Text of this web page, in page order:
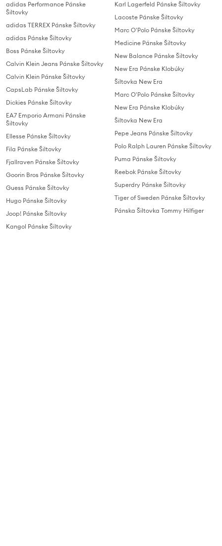
adidas Performance Pánske
Šiltovky
adidas TERREX Pánske Šiltovky
adidas Pánske Šiltovky
Boss Pánske Šiltovky
Calvin Klein Jeans Pánske Šiltovky
Calvin Klein Pánske Šiltovky
CapsLab Pánske Šiltovky
Dickies Pánske Šiltovky
EA7 Emporio Armani Pánske
Šiltovky
Ellesse Pánske Šiltovky
Fila Pánske Šiltovky
Fjallraven Pánske Šiltovky
Goorin Bros Pánske Šiltovky
Guess Pánske Šiltovky
Hugo Pánske Šiltovky
Joop! Pánske Šiltovky
Kangol Pánske Šiltovky
Karl Lagerfeld Pánske Šiltovky
Lacoste Pánske Šiltovky
Marc O'Polo Pánske Šiltovky
Medicine Pánske Šiltovky
New Balance Pánske Šiltovky
New Era Pánske Klobúky
Šiltovka New Era
Marc O'Polo Pánske Šiltovky
New Era Pánske Klobúky
Šiltovka New Era
Pepe Jeans Pánske Šiltovky
Polo Ralph Lauren Pánske Šiltovky
Puma Pánske Šiltovky
Reebok Pánske Šiltovky
Superdry Pánske Šiltovky
Tiger of Sweden Pánske Šiltovky
Pánska Šiltovka Tommy Hilfiger